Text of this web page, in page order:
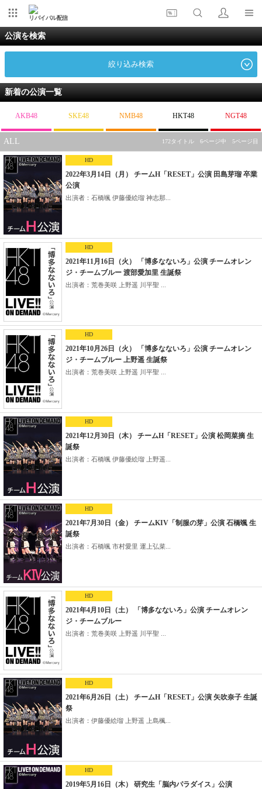
リバイバル配信
公演を検索
絞り込み検索
新着の公演一覧
AKB48 SKE48 NMB48 HKT48 NGT48
ALL 172タイトル 6ページ中 5ページ目
HD
2022年3月14日（月） チームH「RESET」公演 田島芽瑠 卒業
公演
出演者：石橋颯 伊藤優絵瑠 神志那...
HD
2021年11月16日（火） 「博多なないろ」公演 チームオレン
ジ・チームブルー 渡部愛加里 生誕祭
出演者：荒巻美咲 上野遥 川平聖 ...
HD
2021年10月26日（火） 「博多なないろ」公演 チームオレン
ジ・チームブルー 上野遥 生誕祭
出演者：荒巻美咲 上野遥 川平聖 ...
HD
2021年12月30日（木） チームH「RESET」公演 松岡菜摘 生
誕祭
出演者：石橋颯 伊藤優絵瑠 上野遥...
HD
2021年7月30日（金） チームKIV「制服の芽」公演 石橋颯 生
誕祭
出演者：石橋颯 市村愛里 運上弘菜...
HD
2021年4月10日（土） 「博多なないろ」公演 チームオレン
ジ・チームブルー
出演者：荒巻美咲 上野遥 川平聖 ...
HD
2021年6月26日（土） チームH「RESET」公演 矢吹奈子 生誕
祭
出演者：伊藤優絵瑠 上野遥 上島楓...
HD
2019年5月16日（木） 研究生「脳内パラダイス」公演